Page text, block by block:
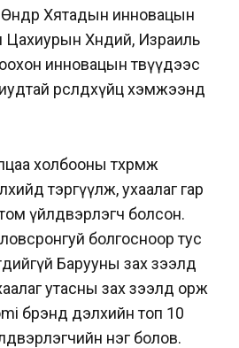
Хятадын инновацын
Хөндий, Израиль
инновацын төвүүдээс
өрсөлдөхүйц хэмжээнд
холбооны төхөөрөмж
тэргүүлж, ухаалаг гар
үйлдвэрлэгч болсон.
болгосноор тус
Барууны зах зээлд
утасны зах зээлд орж
брэнд дэлхийн топ 10
нэг болов.